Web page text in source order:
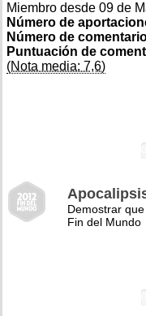
Miembro desde 09 de
Número de
Número de
Puntuación de
(Nota media: 7,6)
Demostrar
Fin del Mundo